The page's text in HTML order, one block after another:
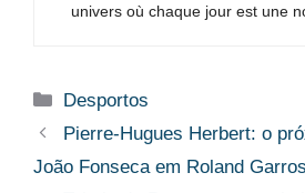
univers où chaque jour est une
Categorias
Desportos
Pierre-Hugues Herbert: o
João Fonseca em Roland Garros